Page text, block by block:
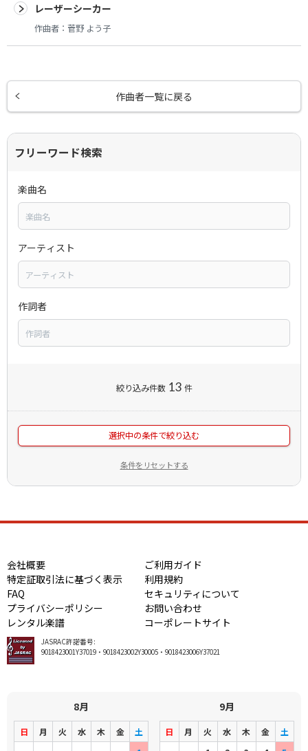
レーザーシーカー
作曲者： 菅野 よう子
作曲者一覧に戻る
フリーワード検索
楽曲名
アーティスト
作詞者
絞り込み件数 13 件
選択中の条件で絞り込む
条件をリセットする
会社概要
ご利用ガイド
特定証取引法に基づく表示
利用規約
FAQ
セキュリティについて
プライバシーポリシー
お問い合わせ
レンタル楽譜
コーポレートサイト
JASRAC許諾番号:
9018423001Y37019・9018423002Y30005・9018423006Y37021
8月
日 月 火 水 木 金
土
9月
日 月 火 水 木 金
土